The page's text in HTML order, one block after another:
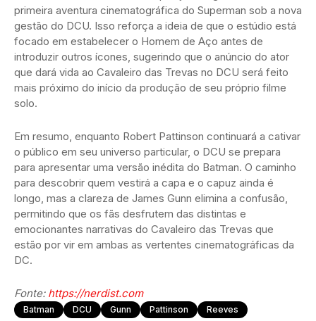
primeira aventura cinematográfica do Superman sob a nova
gestão do DCU. Isso reforça a ideia de que o estúdio está
focado em estabelecer o Homem de Aço antes de
introduzir outros ícones, sugerindo que o anúncio do ator
que dará vida ao Cavaleiro das Trevas no DCU será feito
mais próximo do início da produção de seu próprio filme
solo.
Em resumo, enquanto Robert Pattinson continuará a cativar
o público em seu universo particular, o DCU se prepara
para apresentar uma versão inédita do Batman. O caminho
para descobrir quem vestirá a capa e o capuz ainda é
longo, mas a clareza de James Gunn elimina a confusão,
permitindo que os fãs desfrutem das distintas e
emocionantes narrativas do Cavaleiro das Trevas que
estão por vir em ambas as vertentes cinematográficas da
DC.
Fonte: https://nerdist.com
Batman DCU Gunn Pattinson Reeves